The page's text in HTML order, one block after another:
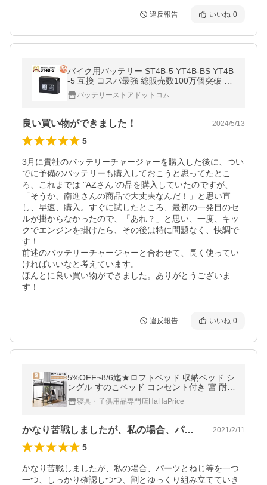
違反報告 いいね 0
バイク用バッテリー ST4B-5 YT4B-BS YT4B
-5 互換 コスパ最強 総販売数100万個突破 G
T4B-5 FT4B-5に互換 100％交換保証 超得割
引 最速納品 スーパーナット
バッテリーストアドットコム
良い買い物ができました！ 2024/5/13
5
3月に貴社のバッテリーチャージャーを購入した後に、つい
でに予備のバッテリーも購入しておこうと思ってたとこ
ろ、これまでは "AZさん”の品を購入していたのですが、
「そうか、南進さんの商品で大丈夫なんだ！」と思い直
し、早速、購入。すぐに試したところ、最初の一発目のセ
ルが掛からなかったので、「あれ？」と思い、一度、キッ
クでエンジンを掛けたら、その後は特に問題なく、快調で
す！
前述のバッテリーチャージャーと合わせて、長く使ってい
ければいいなと考えています。
ほんとに良い買い物ができました。ありがとうございま
す！
違反報告 いいね 0
5%OFF~8/6迄★ロフトベッド 収納ベッド シ
ングル すのこベッド コンセント付き 宮 耐震
パイプベッド 一人暮らし 子供ベッド 大人ベ
ッド 頑丈
寝具・子供用品専門店HaHaPrice
かなり苦戦しましたが、私の場合、パーツ… 2021/2/11
5
かなり苦戦しましたが、私の場合、パーツとねじ等を一つ
一つ、しっかり確認しつつ、割とゆっくり組み立てていき